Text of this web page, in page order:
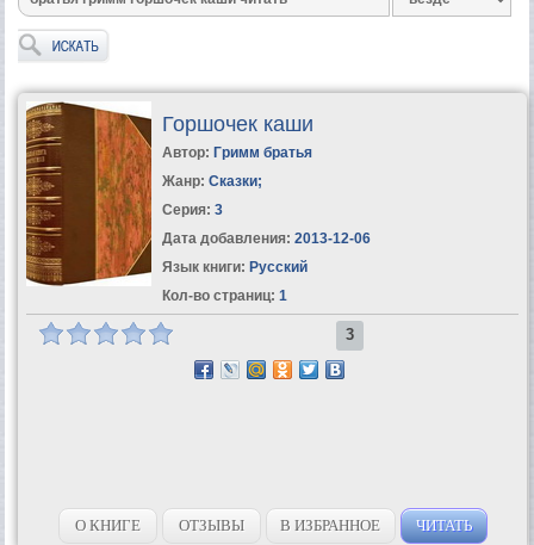
Горшочек каши
Автор: Гримм братья
Жанр: Сказки;
Серия: 3
Дата добавления: 2013-12-06
Язык книги: Русский
Кол-во страниц: 1
3
О КНИГЕ ОТЗЫВЫ В ИЗБРАННОЕ ЧИТАТЬ